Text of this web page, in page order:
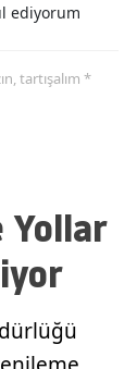
ediyorum
tartışalım *
Yollar